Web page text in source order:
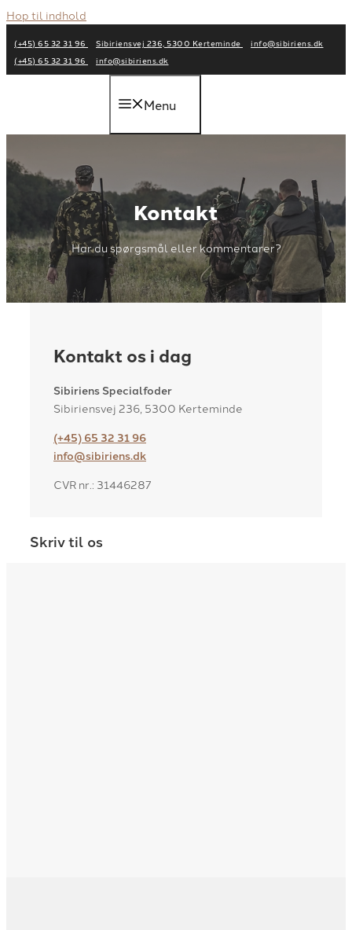
Hop til indhold
(+45) 65 32 31 96 Sibiriensvej 236, 5300 Kerteminde
info@sibiriens.dk
(+45) 65 32 31 96
info@sibiriens.dk
Menu
Kontakt
Har du spørgsmål eller kommentarer?
Kontakt os i dag
Sibiriens Specialfoder
Sibiriensvej 236, 5300 Kerteminde
(+45) 65 32 31 96
info@sibiriens.dk
CVR nr.: 31446287
Skriv til os